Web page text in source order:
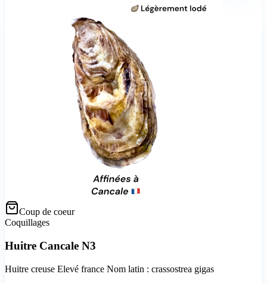
Coup de coeur
Coquillages
Huitre Cancale N3
Huitre creuse Elevé france Nom latin : crassostrea gigas